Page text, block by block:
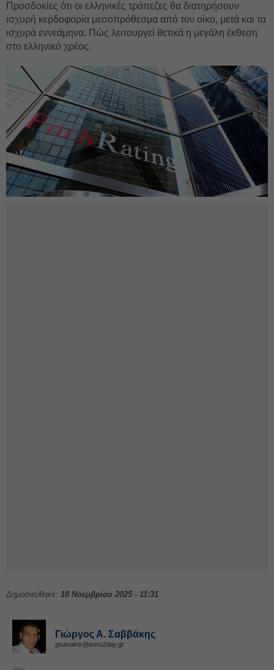
Προσδοκίες ότι οι ελληνικές τράπεζες θα διατηρήσουν
ισχυρή κερδοφορία μεσοπρόθεσμα από τον οίκο, μετά και τα
ισχυρά εννεάμηνα. Πώς λειτουργεί θετικά η μεγάλη έκθεση
στο ελληνικό χρέος.
Δημοσιεύθηκε: 18 Νοεμβρίου 2025 - 11:31
Γιώργος Α. Σαββάκης
gsavakis@euro2day.gr